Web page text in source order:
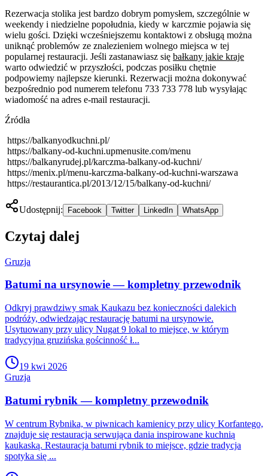
Rezerwacja stolika jest bardzo dobrym pomysłem, szczególnie w
weekendy i niedzielne popołudnia, kiedy w karczmie pojawia się
wielu gości. Dzięki wcześniejszemu kontaktowi z obsługą można
uniknąć problemów ze znalezieniem wolnego miejsca w tej
popularnej restauracji. Jeśli zastanawiasz się bałkany jakie kraje
warto odwiedzić w przyszłości, podczas posiłku chętnie
podpowiemy najlepsze kierunki. Rezerwacji można dokonywać
bezpośrednio pod numerem telefonu 733 733 778 lub wysyłając
wiadomość na adres e-mail restauracji.
Źródła
https://balkanyodkuchni.pl/
https://balkany-od-kuchni.upmenusite.com/menu
https://balkanyrudej.pl/karczma-balkany-od-kuchni/
https://menix.pl/menu-karczma-balkany-od-kuchni-warszawa
https://restaurantica.pl/2013/12/15/balkany-od-kuchni/
Udostępnij: Facebook Twitter LinkedIn WhatsApp
Czytaj dalej
Gruzja
Batumi na ursynowie — kompletny przewodnik
Odkryj prawdziwy smak Kaukazu bez konieczności dalekich
podróży, odwiedzając restaurację batumi na ursynowie.
Usytuowany przy ulicy Nugat 9 lokal to miejsce, w którym
tradycyjna gruzińska gościnność ł...
19 kwi 2026
Gruzja
Batumi rybnik — kompletny przewodnik
W centrum Rybnika, w piwnicach kamienicy przy ulicy Korfantego,
znajduje się restauracja serwująca dania inspirowane kuchnią
kaukaską. Restauracja batumi rybnik to miejsce, gdzie tradycja
spotyka się ...